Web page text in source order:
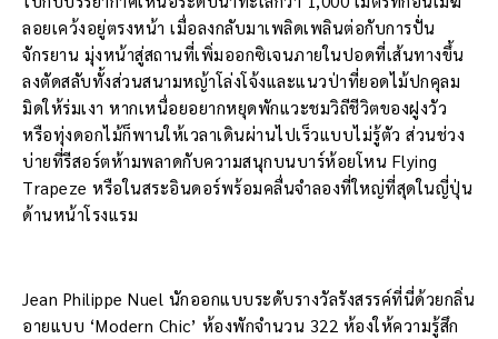
ลอยเคว้งอยู่ตรงหน้า เมื่อลงกลับมาเพลิดเพลินต่อกับการปั่น
จักรยาน มุ่งหน้าสู่สถานที่เพิ่มออกซิเจนภายในปอดที่เส้นทางขึ้น
ลงตัดสลับทั้งส่วนสนามหญ้าโล่งโจ้งและแนวป่าที่ยอดไม้ปกคุลม
มิดให้ร่มเงา หากเหนื่อยอยากหยุดพักแวะชมวิถีชีวิตของฝูงวัว
หรือทุ่งดอกไม้ก็พานให้เวลาเดินผ่านไปเร็วแบบไม่รู้ตัว ส่วนช่วง
บ่ายที่รีสอร์ตห้ามพลาดกับความสนุกบนบาร์ห้อยโหน Flying
Trapeze หรือในสระอินดอร์พร้อมคลื่นจำลองที่ใหญ่ที่สุดในญี่ปุ่น
ด้านหน้าโรงแรม
Jean Philippe Nuel นักออกแบบระดับรางวัลรังสรรค์ที่นี่ด้วยกลิ่น
อายแบบ ‘Modern Chic’ ห้องพักจำนวน 322 ห้องให้ความรู้สึก